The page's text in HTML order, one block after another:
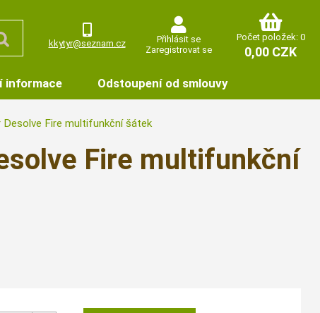
kkytyr@seznam.cz
Přihlásit se
Zaregistrovat se
Počet položek: 0
0,00 CZK
informace Odstoupení od smlouvy
Fire multifunkční šátek
Fire multifunkční